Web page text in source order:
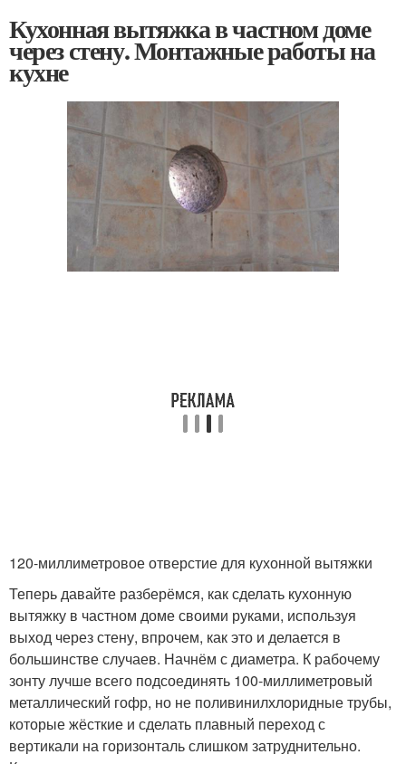
Кухонная вытяжка в частном доме
через стену. Монтажные работы на
кухне
120-миллиметровое отверстие для кухонной вытяжки
Теперь давайте разберёмся, как сделать кухонную
вытяжку в частном доме своими руками, используя
выход через стену, впрочем, как это и делается в
большинстве случаев. Начнём с диаметра. К рабочему
зонту лучше всего подсоединять 100-миллиметровый
металлический гофр, но не поливинилхлоридные трубы,
которые жёсткие и сделать плавный переход с
вертикали на горизонталь слишком затруднительно.